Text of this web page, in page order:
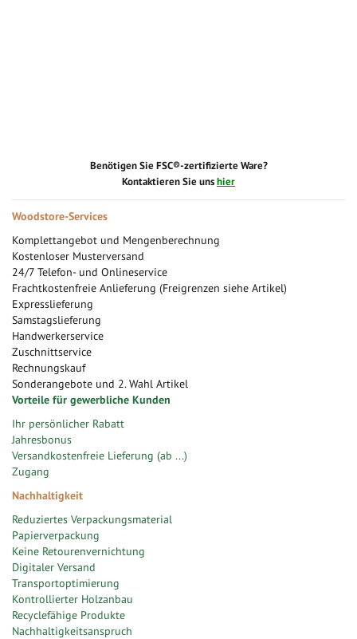
Benötigen Sie FSC®-zertifizierte Ware?
Kontaktieren Sie unshier
Woodstore-Services
Komplettangebot und Mengenberechnung
Kostenloser Musterversand
24/7 Telefon- und Onlineservice
Frachtkostenfreie Anlieferung (Freigrenzen siehe Artikel)
Expresslieferung
Samstagslieferung
Handwerkerservice
Zuschnittservice
Rechnungskauf
Sonderangebote und 2. Wahl Artikel
Vorteile für gewerbliche Kunden
Ihr persönlicher Rabatt
Jahresbonus
Versandkostenfreie Lieferung (ab ...)
Zugang
Nachhaltigkeit
Reduziertes Verpackungsmaterial
Papierverpackung
Keine Retourenvernichtung
Digitaler Versand
Transportoptimierung
Kontrollierter Holzanbau
Recyclefähige Produkte
Nachhaltigkeitsanspruch